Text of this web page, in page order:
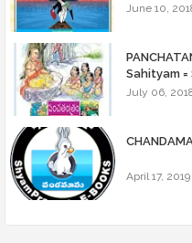
June 10,
Sahityam =
July 06,
April 17, 2019